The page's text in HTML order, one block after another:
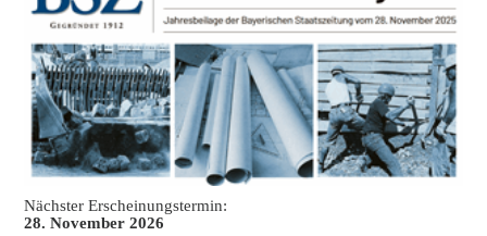
Nächster Erscheinungstermin:
28. November 2026